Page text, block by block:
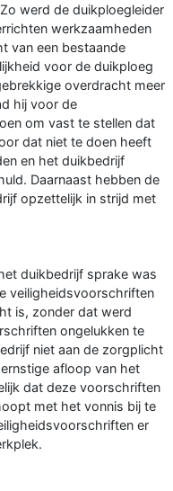
werd de duikploegleider
werkzaamheden
van een bestaande
voor de duikploeg
overdracht meer
hij voor de
om vast te stellen dat
dat niet te doen heeft
en het duikbedrijf
Daarnaast hebben de
opzettelijk in strijd met
duikbedrijf sprake was
veiligheidsvoorschriften
is, zonder dat werd
ongelukken te
niet aan de zorgplicht
afloop van het
dat deze voorschriften
met het vonnis bij te
er